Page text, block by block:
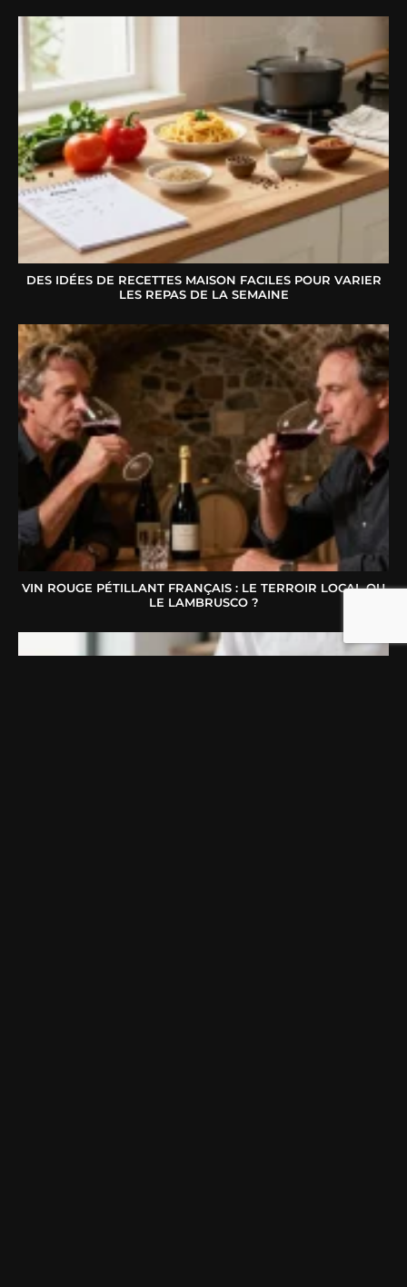
DES IDÉES DE RECETTES MAISON FACILES POUR VARIER
LES REPAS DE LA SEMAINE
VIN ROUGE PÉTILLANT FRANÇAIS : LE TERROIR LOCAL OU
LE LAMBRUSCO ?